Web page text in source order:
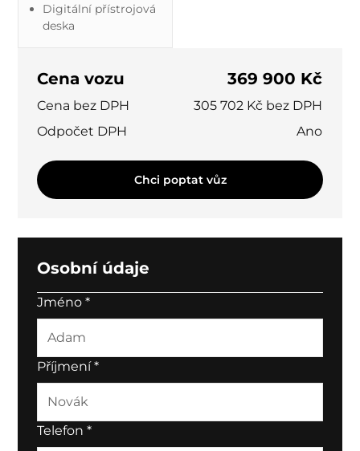
Digitální přístrojová
deska
Cena vozu 369 900 Kč
Cena bez DPH
305 702 Kč bez DPH
Odpočet DPH
Ano
Chci poptat vůz
Osobní údaje
Jméno*
Příjmení*
Telefon*